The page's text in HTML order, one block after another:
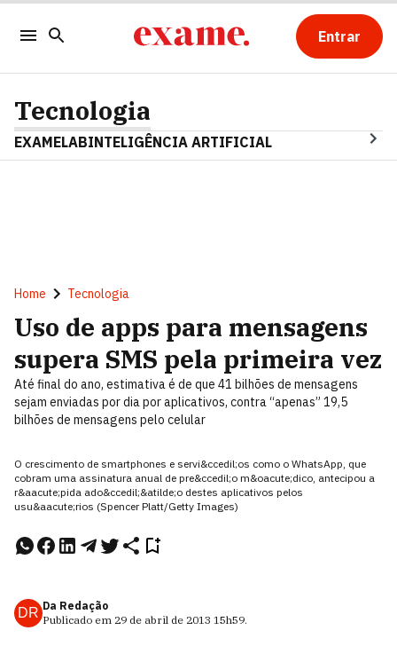
Entrar
Tecnologia
EXAMELABINTELIGÊNCIA ARTIFICIAL
Home Tecnologia
Uso de apps para mensagens
supera SMS pela primeira vez
Até final do ano, estimativa é de que 41 bilhões de mensagens
sejam enviadas por dia por aplicativos, contra “apenas” 19,5
bilhões de mensagens pelo celular
O crescimento de smartphones e servi&ccedil;os como o WhatsApp, que
cobram uma assinatura anual de pre&ccedil;o m&oacute;dico, antecipou a
r&aacute;pida ado&ccedil;&atilde;o destes aplicativos pelos
usu&aacute;rios (Spencer Platt/Getty Images)
DR Da Redação
Publicado em 29 de abril de 2013 15h59.